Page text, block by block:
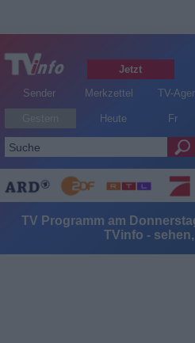
Jetzt
Sender
Merkzettel TV-
Heute Fr
TV Programm am
TVinfo -